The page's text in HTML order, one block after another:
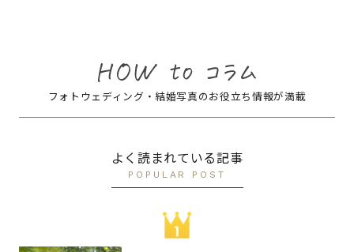
フォトウェディング・結婚写真のお役立ち情報が満載
よく読まれている記事
POPULAR POST